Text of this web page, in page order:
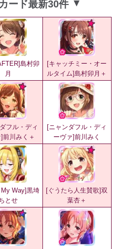
ード最新30件 ▲
島村卯
月
[キャッチミー・オー
ルタイム]島村卯月＋
フル・ディ
前川みく＋
[ニャンダフル・ディ
ーヴァ]前川みく
My Way]黒埼
とせ
[ぐうたら人生賛歌]双
葉杏＋